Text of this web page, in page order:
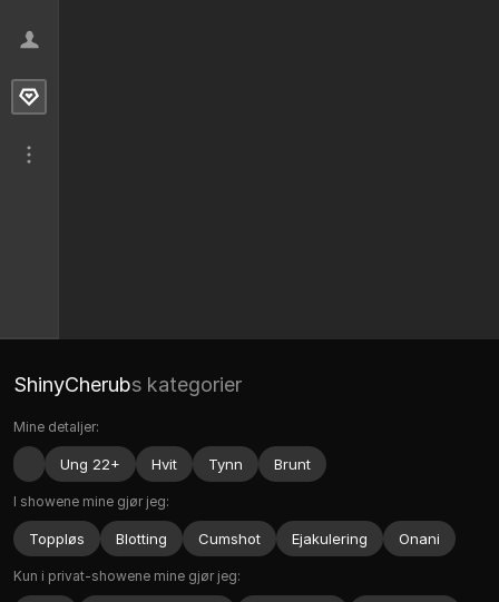
ShinyCherubs kategorier
Mine detaljer:
Ung 22+ Hvit Tynn Brunt
I showene mine gjør jeg:
Toppløs Blotting Cumshot Ejakulering Onani
Kun i privat-showene mine gjør jeg: